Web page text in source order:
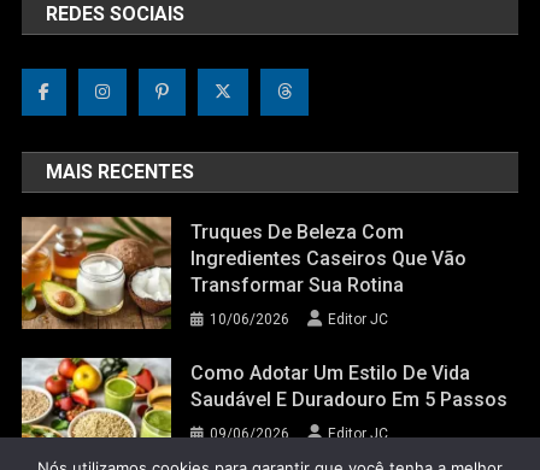
REDES SOCIAIS
MAIS RECENTES
Truques De Beleza Com
Ingredientes Caseiros Que Vão
Transformar Sua Rotina
10/06/2026 Editor JC
Como Adotar Um Estilo De Vida
Saudável E Duradouro Em 5 Passos
09/06/2026 Editor JC